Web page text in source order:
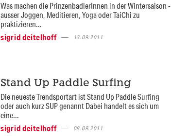
Was machen die PrinzenbadlerInnen in der Wintersaison -
ausser Joggen, Meditieren, Yoga oder TaiChi zu
praktizieren...
sigrid deitelhoff
13.09.2011
Stand Up Paddle Surfing
Die neueste Trendsportart ist Stand Up Paddle Surfing
oder auch kurz SUP genannt Dabei handelt es sich um
eine...
sigrid deitelhoff
08.09.2011